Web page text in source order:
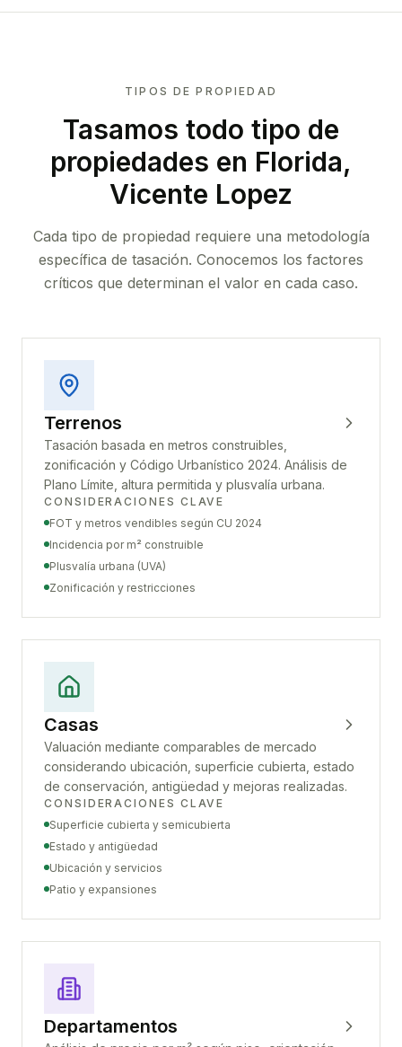
TIPOS DE PROPIEDAD
Tasamos todo tipo de
propiedades en Florida,
Vicente Lopez
Cada tipo de propiedad requiere una metodología
específica de tasación. Conocemos los factores
críticos que determinan el valor en cada caso.
Terrenos
Tasación basada en metros construibles,
zonificación y Código Urbanístico 2024. Análisis de
Plano Límite, altura permitida y plusvalía urbana.
CONSIDERACIONES CLAVE
FOT y metros vendibles según CU 2024
Incidencia por m² construible
Plusvalía urbana (UVA)
Zonificación y restricciones
Casas
Valuación mediante comparables de mercado
considerando ubicación, superficie cubierta, estado
de conservación, antigüedad y mejoras realizadas.
CONSIDERACIONES CLAVE
Superficie cubierta y semicubierta
Estado y antigüedad
Ubicación y servicios
Patio y expansiones
Departamentos